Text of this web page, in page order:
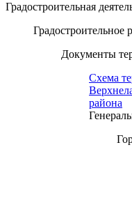
Градостроительная
Градостроительное
Документы
Схема
района